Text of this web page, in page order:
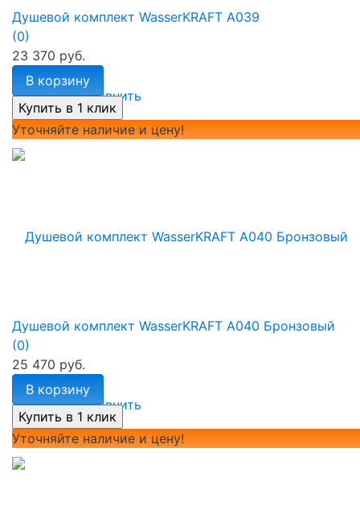
избранное сравнить
Душевой комплект WasserKRAFT A039
(0)
23 370 руб.
В корзину
Уточняйте наличие и цену!
избранное сравнить
Душевой комплект WasserKRAFT A040 Бронзовый
(0)
25 470 руб.
В корзину
Уточняйте наличие и цену!